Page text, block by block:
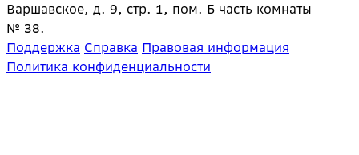
Варшавское, д. 9, стр. 1, пом. Б часть комнаты
№ 38.
Поддержка Справка Правовая информация
Политика конфиденциальности